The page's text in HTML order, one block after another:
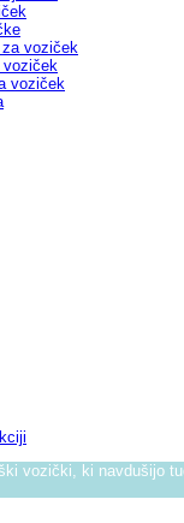
za voziček
voziček
voziček
vozički, ki navdušijo